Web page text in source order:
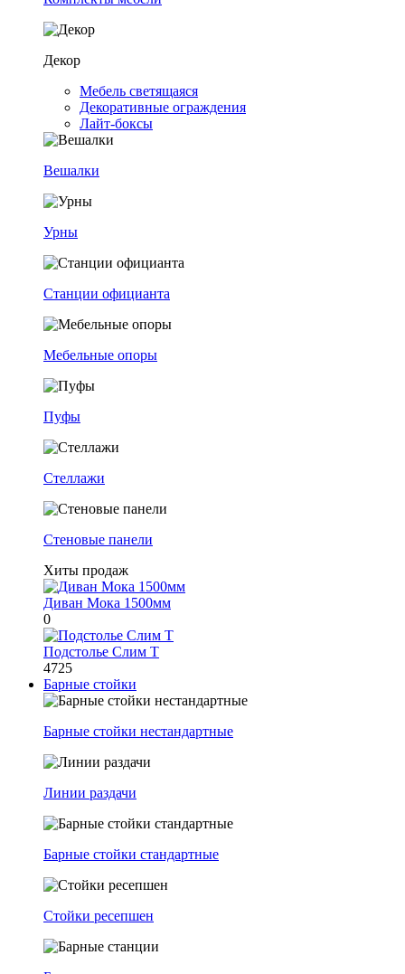
Декор
Мебель светящаяся
Декоративные ограждения
Лайт-боксы
Вешалки
Урны
Станции официанта
Мебельные опоры
Пуфы
Стеллажи
Стеновые панели
Хиты продаж
Диван Мока 1500мм
0
Подстолье Слим Т
4725
Барные стойки
Барные стойки нестандартные
Линии раздачи
Барные стойки стандартные
Стойки ресепшен